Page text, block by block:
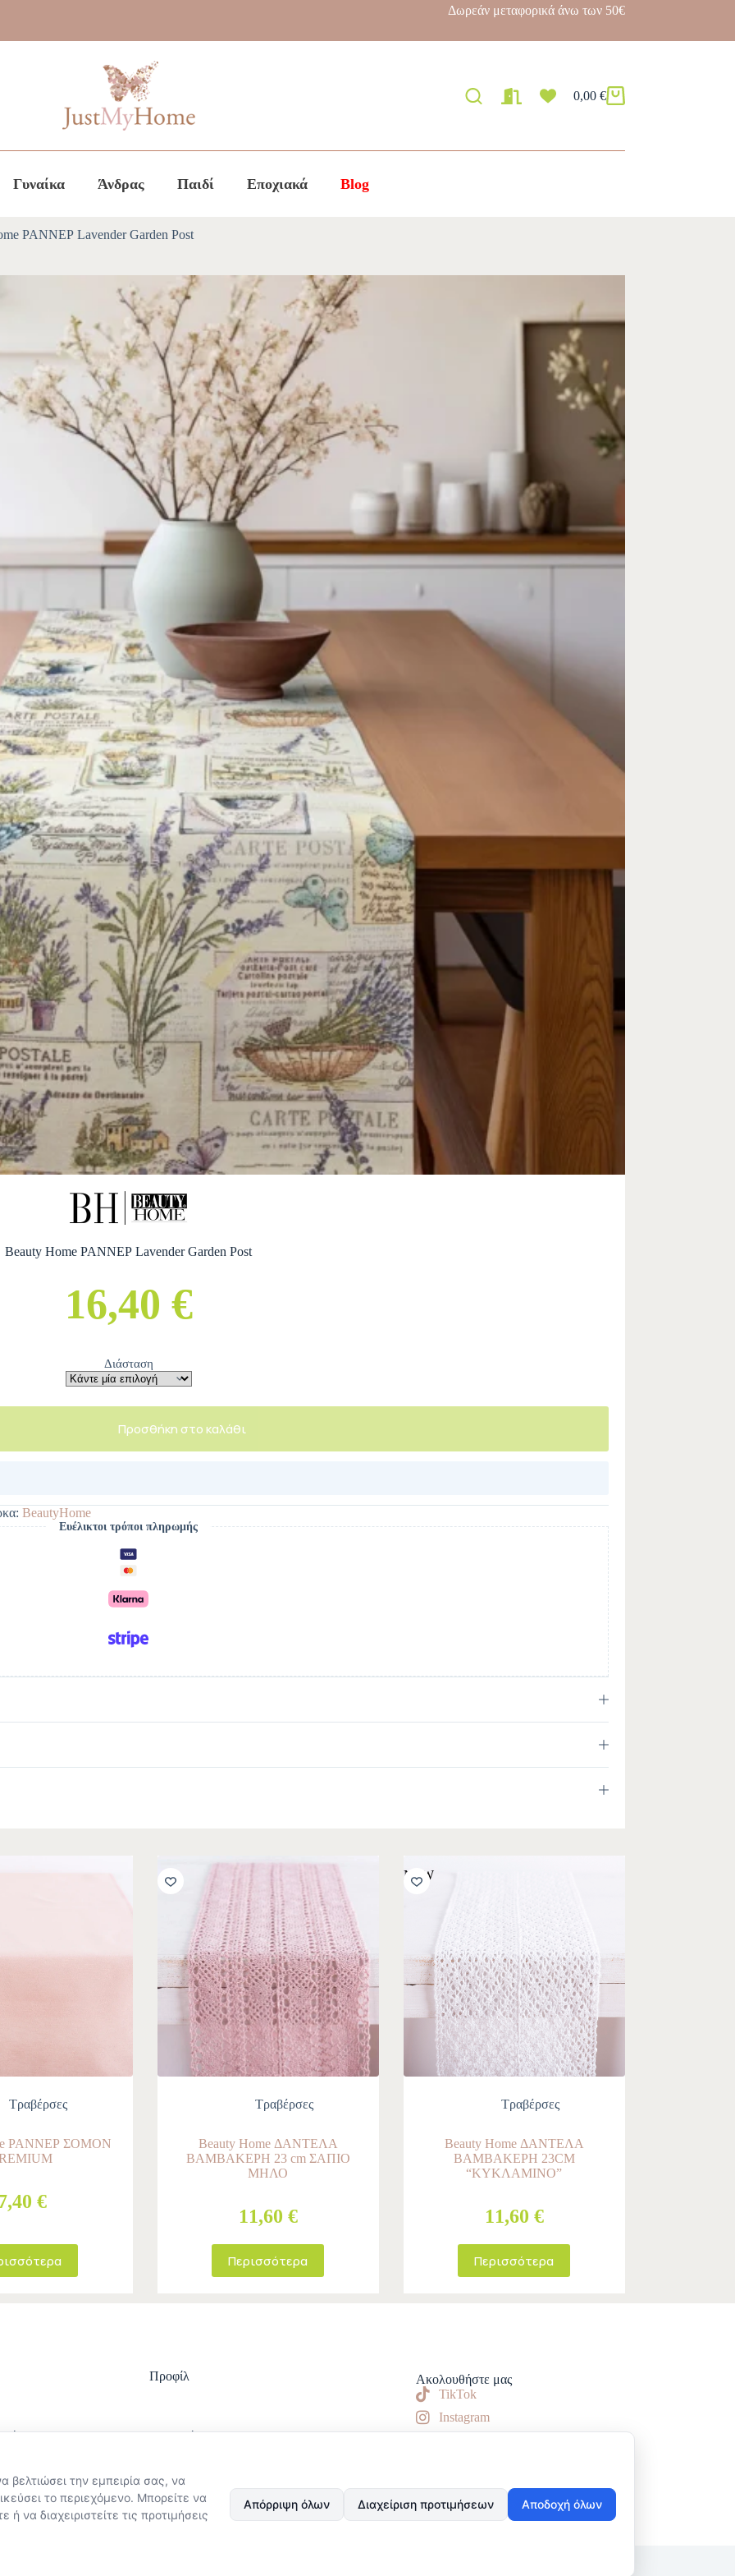
Δωρεάν μεταφορικά άνω των 50€
0,00 €
Γυναίκα Άνδρας Παιδί Εποχιακά Blog
ΡΑΝΝΕΡ Lavender Garden Post
Beauty Home ΡΑΝΝΕΡ Lavender Garden Post
16,40 €
Διάσταση
Προσθήκη στο καλάθι
BeautyHome
Ευέλικτοι τρόποι πληρωμής
Τραβέρσες
ΡΑΝΝΕΡ ΣΟΜΟΝ
€
Τραβέρσες
Beauty Home ΔΑΝΤΕΛΑ
ΒΑΜΒΑΚΕΡΗ 23 cm ΣΑΠΙΟ
ΜΗΛΟ
11,60 €
Περισσότερα
NEW
Τραβέρσες
Beauty Home ΔΑΝΤΕΛΑ
ΒΑΜΒΑΚΕΡΗ 23CM
“ΚΥΚΛΑΜΙΝΟ”
11,60 €
Περισσότερα
χρήσης
Προφίλ
Είσοδος
Εξέλιξη παραγγελίας
Ακολουθήστε μας
TikTok
Instagram
βελτιώσει την εμπειρία σας, να
το περιεχόμενο. Μπορείτε να
να διαχειριστείτε τις προτιμήσεις
Απόρριψη όλων Διαχείριση προτιμήσεων Αποδοχή όλων